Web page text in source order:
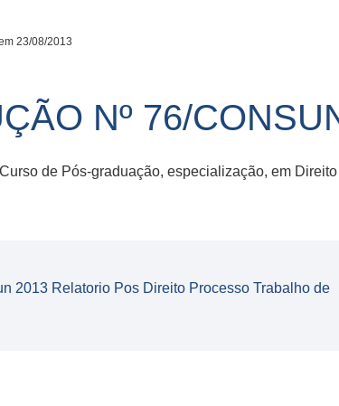
23/08/2013
Nº 76/
de Pós-graduação, especialização, em
2013 Relatorio Pos Direito Processo Trabalho de